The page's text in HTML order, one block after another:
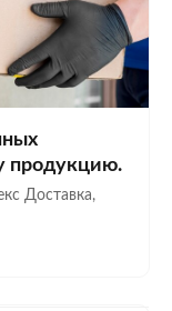
продукцию.
Доставка,